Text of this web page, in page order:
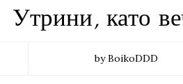
Утрини, като
by BoikoDDD